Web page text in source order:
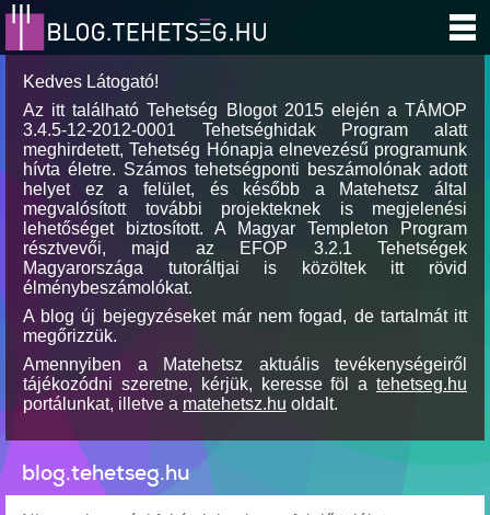
Kedves Látogató!
Az itt található Tehetség Blogot 2015 elején a TÁMOP
3.4.5-12-2012-0001 Tehetséghidak Program alatt
meghirdetett, Tehetség Hónapja elnevezésű programunk
hívta életre. Számos tehetségponti beszámolónak adott
helyet ez a felület, és később a Matehetsz által
megvalósított további projekteknek is megjelenési
lehetőséget biztosított. A Magyar Templeton Program
résztvevői, majd az EFOP 3.2.1 Tehetségek
Magyarországa tutoráltjai is közöltek itt rövid
élménybeszámolókat.
A blog új bejegyzéseket már nem fogad, de tartalmát itt
megőrizzük.
Amennyiben a Matehetsz aktuális tevékenységeiről
tájékozódni szeretne, kérjük, keresse föl a tehetseg.hu
portálunkat, illetve a matehetsz.hu oldalt.
blog.tehetseg.hu